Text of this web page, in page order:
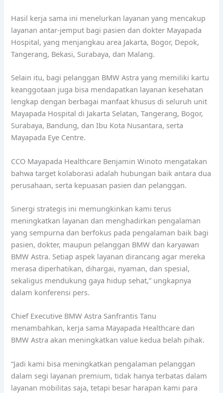
Hasil kerja sama ini menelurkan layanan yang mencakup
layanan antar-jemput bagi pasien dan dokter Mayapada
Hospital, yang menjangkau area Jakarta, Bogor, Depok,
Tangerang, Bekasi, Surabaya, dan Malang.
Selain itu, bagi pelanggan BMW Astra yang memiliki kartu
keanggotaan juga bisa mendapatkan layanan kesehatan
lengkap dengan berbagai manfaat khusus di seluruh unit
Mayapada Hospital di Jakarta Selatan, Tangerang, Bogor,
Surabaya, Bandung, dan Ibu Kota Nusantara, serta
Mayapada Eye Centre.
CCO Mayapada Healthcare Benjamin Winoto mengatakan
bahwa target kolaborasi adalah hubungan baik antara dua
perusahaan, serta kepuasan pasien dan pelanggan.
Sinergi strategis ini memungkinkan kami terus
meningkatkan layanan dan menghadirkan pengalaman
yang sempurna dan berfokus pada pengalaman baik bagi
pasien, dokter, maupun pelanggan BMW dan karyawan
BMW Astra. Setiap aspek layanan dirancang agar mereka
merasa diperhatikan, dihargai, nyaman, dan spesial,
sekaligus mendukung gaya hidup sehat,” ungkapnya
dalam konferensi pers.
Chief Executive BMW Astra Sanfrantis Tanu
menambahkan, kerja sama Mayapada Healthcare dan
BMW Astra akan meningkatkan value kedua belah pihak.
“Jadi kami bisa meningkatkan pengalaman pelanggan
dalam segi layanan premium, tidak hanya terbatas dalam
layanan mobilitas saja, tetapi besar harapan kami para